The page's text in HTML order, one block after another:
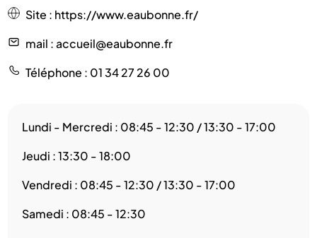
Site : https://www.eaubonne.fr/
mail : accueil@eaubonne.fr
Téléphone : 01 34 27 26 00
Lundi - Mercredi : 08:45 - 12:30 / 13:30 - 17:00
Jeudi : 13:30 - 18:00
Vendredi : 08:45 - 12:30 / 13:30 - 17:00
Samedi : 08:45 - 12:30